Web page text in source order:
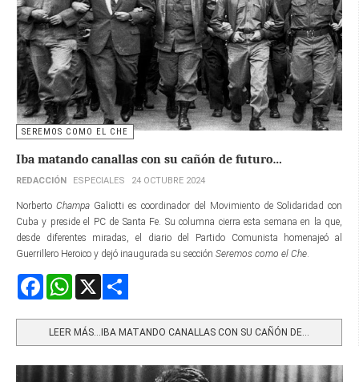
SEREMOS COMO EL CHE
Iba matando canallas con su cañón de futuro…
REDACCIÓN ESPECIALES 24 OCTUBRE 2024
Norberto Champa Galiotti es coordinador del Movimiento de Solidaridad con
Cuba y preside el PC de Santa Fe. Su columna cierra esta semana en la que,
desde diferentes miradas, el diario del Partido Comunista homenajeó al
Guerrillero Heroico y dejó inaugurada su sección Seremos como el Che
FacebookWhatsApp
LEER MÁS…IBA MATANDO CANALLAS CON SU CAÑÓN DE...